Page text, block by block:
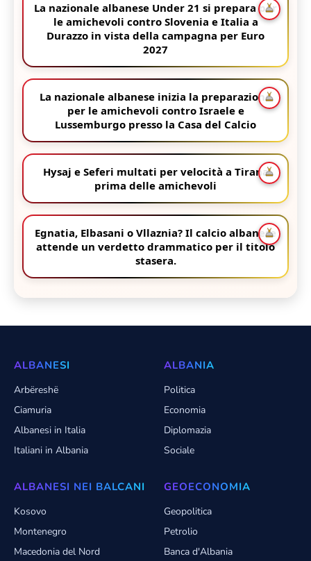
La nazionale albanese Under 21 si prepara per
le amichevoli contro Slovenia e Italia a
Durazzo in vista della campagna per Euro
2027
La nazionale albanese inizia la preparazione
per le amichevoli contro Israele e
Lussemburgo presso la Casa del Calcio
Hysaj e Seferi multati per velocità a Tirana
prima delle amichevoli
Egnatia, Elbasani o Vllaznia? Il calcio albanese
attende un verdetto drammatico per il titolo
stasera.
ALBANESI
Arbëreshë
Ciamuria
Albanesi in Italia
Italiani in Albania
ALBANIA
Politica
Economia
Diplomazia
Sociale
ALBANESI NEI BALCANI
Kosovo
Montenegro
Macedonia del Nord
GEOECONOMIA
Geopolitica
Petrolio
Banca d'Albania